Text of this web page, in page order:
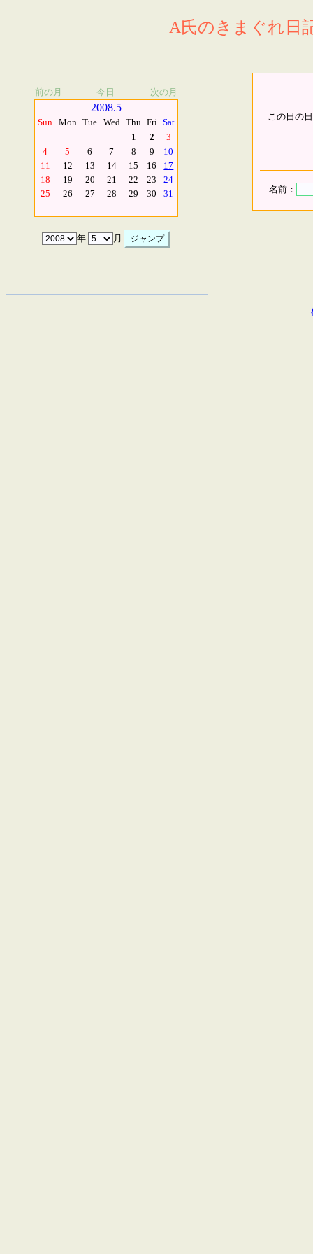
A氏のきまぐれ日
前の月 今日 次の月
2008.5
Sun Mon Tue Wed Thu Fri Sat
1
2
3
4
5 6 7 8 9
10
11
12 13 14 15 16
17
18
19 20 21 22 23
24
25
26 27 28 29 30 31
年 月
この日の
名前：